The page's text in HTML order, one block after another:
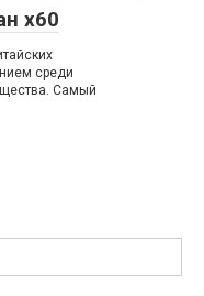
х60
среди
Самый